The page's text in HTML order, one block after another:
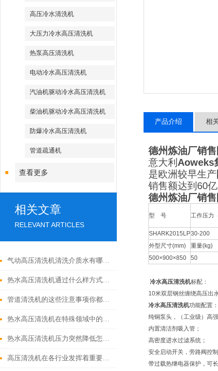
高压冷水清洗机
大压力冷水高压清洗机
热泵高压清洗机
电动冷水高压清洗机
汽油机驱动冷水高压清洗机
柴油机驱动冷水高压清洗机
防爆冷水高压清洗机
管道疏通机
查看更多
相关文章
RELEVANT ARTICLES
气动高压清洗机清洗介质水有哪些优点
热水高压清洗机通过什么样方式来实现增压呢
管道清洗机的这些注意事项你都落实到位了吗
热水高压清洗机在特殊领域中的应用
热水高压清洗机压力突然降低怎么回事
高压清洗机在各行业发挥着重要的作用
产品介绍 相
德州炼油厂销
意大利 Aoweks
是欧洲较早生产
销售额达到60
德州炼油厂销
型 号 工作压力
SHARK2015LP30-200
外型尺寸(mm)
重量(kg)
500×900×850
50
冷水高压清洗机标配：
10米双层钢丝缠绕高压出
冷水高压清洗机功能配置：
纯铜泵头，（工业级）高
内置清洁剂吸入管；
高密度进水过滤系统；
安全启动开关，旁路阀控
带过载热继电器保护，可